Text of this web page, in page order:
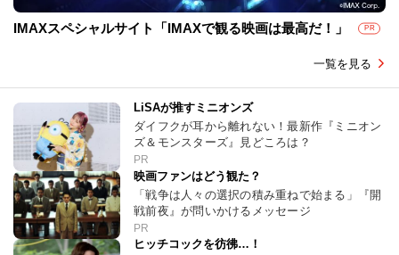
IMAXスペシャルサイト「IMAXで観る映画は最高だ！」 PR
一覧を見る
LiSAが推すミニオンズ
ダイフクが耳から離れない！最新作『ミニオン
ズ＆モンスターズ』見どころは？
PR
映画ファンはどう観た？
「戦争は人々の選択の積み重ねで始まる」『開
戦前夜』が問いかけるメッセージ
PR
ヒッチコックを彷彿…！